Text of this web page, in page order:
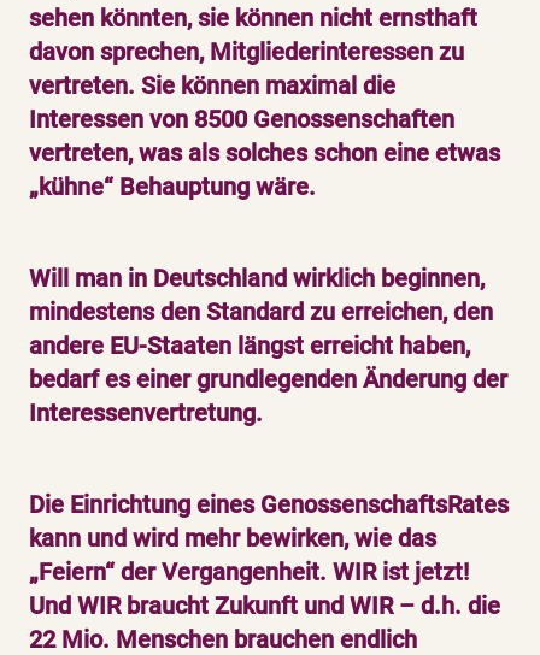
sehen könnten, sie können nicht ernsthaft
davon sprechen, Mitgliederinteressen zu
vertreten. Sie können maximal die
Interessen von 8500 Genossenschaften
vertreten, was als solches schon eine etwas
„kühne“ Behauptung wäre.
Will man in Deutschland wirklich beginnen,
mindestens den Standard zu erreichen, den
andere EU-Staaten längst erreicht haben,
bedarf es einer grundlegenden Änderung der
Interessenvertretung.
Die Einrichtung eines GenossenschaftsRates
kann und wird mehr bewirken, wie das
„Feiern“ der Vergangenheit. WIR ist jetzt!
Und WIR braucht Zukunft und WIR – d.h. die
22 Mio. Menschen brauchen endlich